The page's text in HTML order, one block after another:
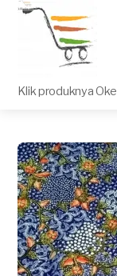
Klik produknya Oke